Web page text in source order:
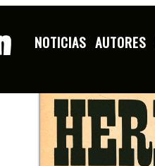
NOTICIAS AUTORES